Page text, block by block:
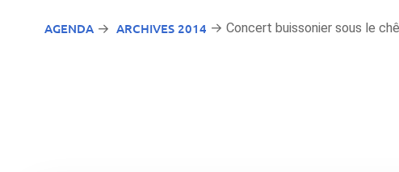
AGENDA → ARCHIVES 2014 → Concert buissonier sous le